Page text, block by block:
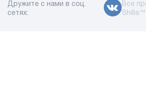
Дружите с нами в соц.
сетях:
Все
Shilla™